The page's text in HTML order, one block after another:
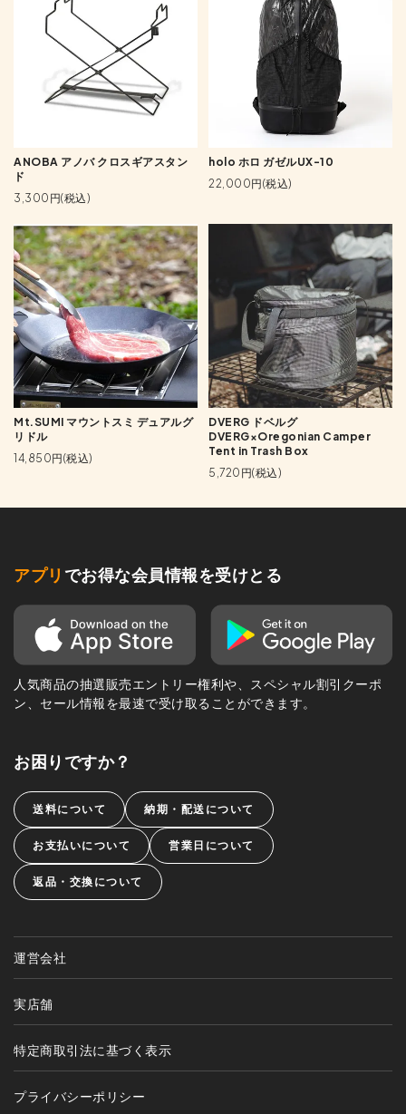
ANOBA アノバ クロスギアスタン
ド
3,300円(税込)
holo ホロ ガゼルUX-10
22,000円(税込)
Mt.SUMI マウントスミ デュアルグ
リドル
14,850円(税込)
DVERG ドベルグ
DVERG×Oregonian Camper
Tent in Trash Box
5,720円(税込)
アプリ でお得な会員情報を受けとる
人気商品の抽選販売エントリー権利や、スペシャル割引クーポ
ン、セール情報を最速で受け取ることができます。
お困りですか？
送料について 納期・配送について
お支払いについて 営業日について
返品・交換について
運営会社
実店舗
特定商取引法に基づく表示
プライバシーポリシー